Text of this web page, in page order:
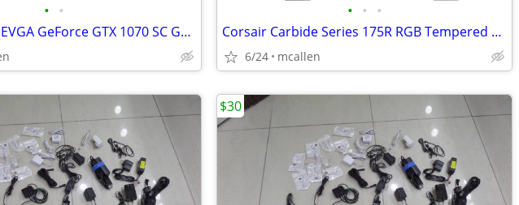
• •
Graphics card EVGA GeForce GTX 1070 SC GAMING ACX 3.0 Black Edition, 8
• • •
Corsair Carbide Series 175R RGB Tempered Glass Mid-Tower ATX Gaming Ca
6/24 mcallen
$30